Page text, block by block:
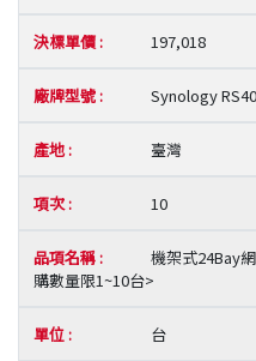
197,018
Synology
臺灣
10
機架式24Bay
購數量限1~10台>
台